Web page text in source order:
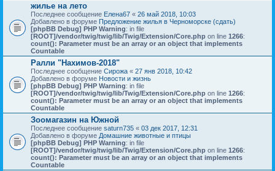
жилье на лето
Последнее сообщение Елена67 « 26 май 2018, 10:03
Добавлено в форуме Предложение жилья в Черноморске (сдать)
[phpBB Debug] PHP Warning: in file
[ROOT]/vendor/twig/twig/lib/Twig/Extension/Core.php on line 1266:
count(): Parameter must be an array or an object that implements
Countable
Ралли "Нахимов-2018"
Последнее сообщение Сирожа « 27 янв 2018, 10:42
Добавлено в форуме Новости и жизнь
[phpBB Debug] PHP Warning: in file
[ROOT]/vendor/twig/twig/lib/Twig/Extension/Core.php on line 1266:
count(): Parameter must be an array or an object that implements
Countable
Зоомагазин на Южной
Последнее сообщение saturn735 « 03 дек 2017, 12:31
Добавлено в форуме Домашние животные и птицы
[phpBB Debug] PHP Warning: in file
[ROOT]/vendor/twig/twig/lib/Twig/Extension/Core.php on line 1266:
count(): Parameter must be an array or an object that implements
Countable